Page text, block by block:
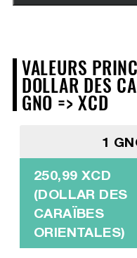
VALEURS
DOLLAR DES
GNO => XCD
1
250,99 XCD
(DOLLAR DES
CARAÏBES
ORIENTALES)